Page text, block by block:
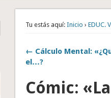
Tu estás aquí: Inicio ›EDUC.
← Cálculo Mental:
el…?
Cómic: